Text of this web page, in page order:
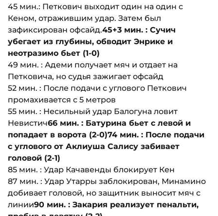
45 мин.: Петкович выходит один на один с
Кеном, отражившим удар. Затем был
зафиксирован офсайд.45+3 мин. : Сучич
убегает из глубины, обводит Энрике и
неотразимо бьет (1-0)
49 мин. : Адеми получает мяч и отдает на
Петковича, но судья зажигает офсайд
52 мин. : После подачи с углового Петкович
промахивается с 5 метров
55 мин. : Несильный удар Балогуна ловит
Невистич66 мин. : Батурина бьет с левой и
попадает в ворота (2-0)74 мин. : После подачи
с углового от Аклиуша Салису забивает
головой (2-1)
85 мин. : Удар Качавенды блокирует Кен
87 мин. : Удар Утарры заблокирован, Минамино
добивает головой, но защитник выносит мяч с
линии90 мин. : Закария реализует пенальти,